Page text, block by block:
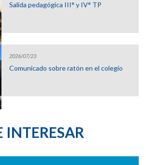
Salida pedagógica III° y IV° TP
2026/07/23
Comunicado sobre ratón en el colegio
INTERESAR